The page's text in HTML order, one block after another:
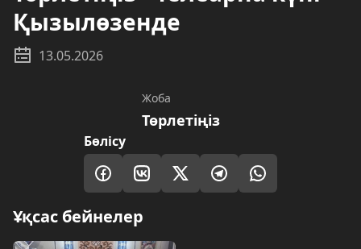
Қызылөзенде
13.05.2026
Жоба
Төрлетіңіз
Бөлісу
Ұқсас бейнелер